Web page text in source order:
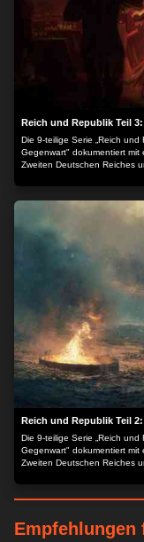
Reich und Republik Teil
Die 9-teilige Serie „Reich
Gegenwart" dokumentiert
Zweiten Deutschen Reiches
Leben, Kunst und Kultur,
Reich und Republik Teil
Die 9-teilige Serie „Reich
Gegenwart" dokumentiert
Zweiten Deutschen Reiches
Leben, Kunst und Kultur,
Empfehlungen